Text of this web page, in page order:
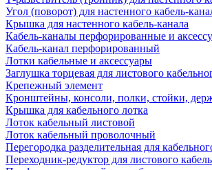
Угол (поворот) для настенного кабель-
Крышка для настенного кабель-канала
Кабель-каналы перфорированные и
Кабель-канал перфорированный
Лотки кабельные и аксессуары
Заглушка торцевая для листового
Крепежный элемент
Кронштейны, консоли, полки, стойки,
Крышка для кабельного лотка
Лоток кабельный листовой
Лоток кабельный проволочный
Перегородка разделительная для
Переходник-редуктор для листового